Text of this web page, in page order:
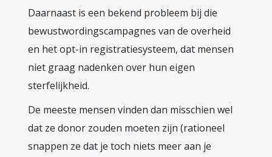
Daarnaast is een bekend probleem bij die
bewustwordingscampagnes van de overheid
en het opt-in registratiesysteem, dat mensen
niet graag nadenken over hun eigen
sterfelijkheid.
De meeste mensen vinden dan misschien wel
dat ze donor zouden moeten zijn (rationeel
snappen ze dat je toch niets meer aan je